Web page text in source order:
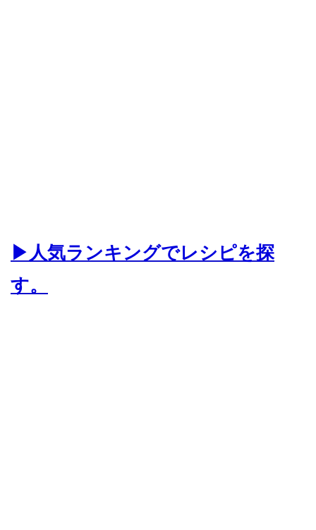
▶人気ランキングでレシピを探
す。